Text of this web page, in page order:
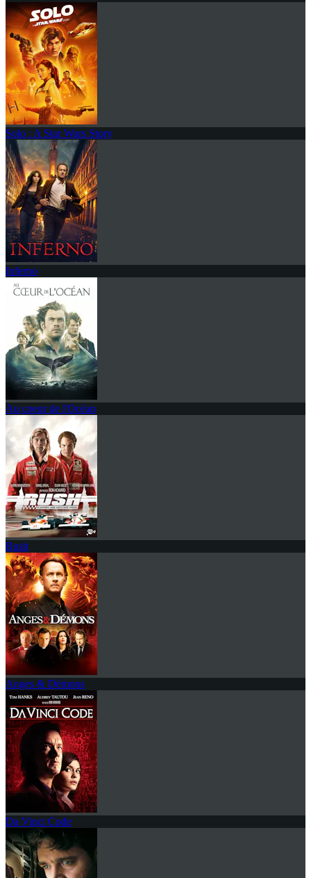
Solo : A Star Wars Story
Inferno
Au coeur de l'Océan
Rush
Anges & Démons
Da Vinci Code